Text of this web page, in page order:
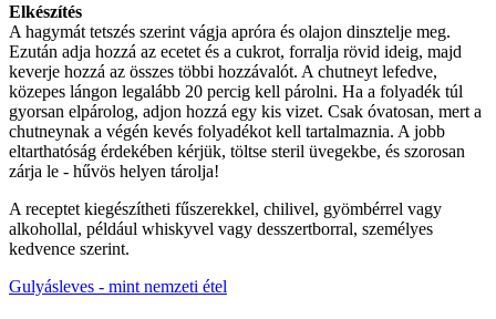
Elkészítés
A hagymát tetszés szerint vágja apróra és olajon dinsztelje meg.
Ezután adja hozzá az ecetet és a cukrot, forralja rövid ideig, majd
keverje hozzá az összes többi hozzávalót. A chutneyt lefedve,
közepes lángon legalább 20 percig kell párolni. Ha a folyadék túl
gyorsan elpárolog, adjon hozzá egy kis vizet. Csak óvatosan, mert a
chutneynak a végén kevés folyadékot kell tartalmaznia. A jobb
eltarthatóság érdekében kérjük, töltse steril üvegekbe, és szorosan
zárja le - hűvös helyen tárolja!
A receptet kiegészítheti fűszerekkel, chilivel, gyömbérrel vagy
alkohollal, például whiskyvel vagy desszertborral, személyes
kedvence szerint.
Gulyásleves - mint nemzeti étel